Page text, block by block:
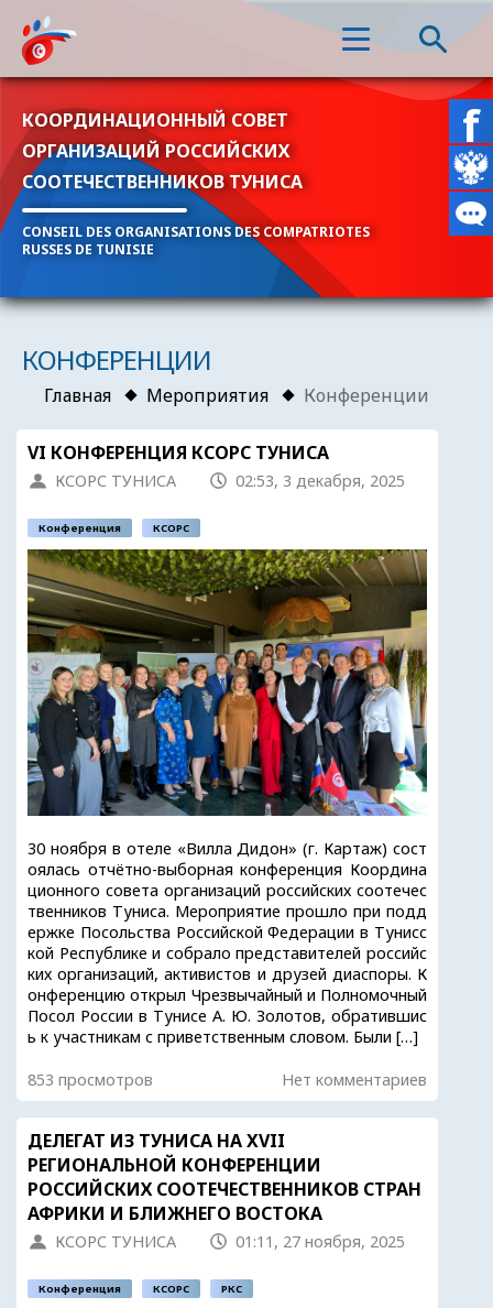
КООРДИНАЦИОННЫЙ СОВЕТ
ОРГАНИЗАЦИЙ РОССИЙСКИХ
СООТЕЧЕСТВЕННИКОВ ТУНИСА
CONSEIL DES ORGANISATIONS DES COMPATRIOTES
RUSSES DE TUNISIE
КОНФЕРЕНЦИИ
Главная Мероприятия Конференции
VI КОНФЕРЕНЦИЯ КСОРС ТУНИСА
КСОРС ТУНИСА 02:53, 3 декабря, 2025
Конференция КСОРС
30 ноября в отеле «Вилла Дидон» (г. Картаж) сост
оялась отчётно-выборная конференция Координа
ционного совета организаций российских соотечес
твенников Туниса. Мероприятие прошло при подд
ержке Посольства Российской Федерации в Тунисс
кой Республике и собрало представителей российс
ких организаций, активистов и друзей диаспоры. К
онференцию открыл Чрезвычайный и Полномочный
Посол России в Тунисе А. Ю. Золотов, обратившис
ь к участникам с приветственным словом. Были […]
853 просмотров Нет комментариев
ДЕЛЕГАТ ИЗ ТУНИСА НА XVII
РЕГИОНАЛЬНОЙ КОНФЕРЕНЦИИ
РОССИЙСКИХ СООТЕЧЕСТВЕННИКОВ СТРАН
АФРИКИ И БЛИЖНЕГО ВОСТОКА
КСОРС ТУНИСА 01:11, 27 ноября, 2025
Конференция КСОРС РКС